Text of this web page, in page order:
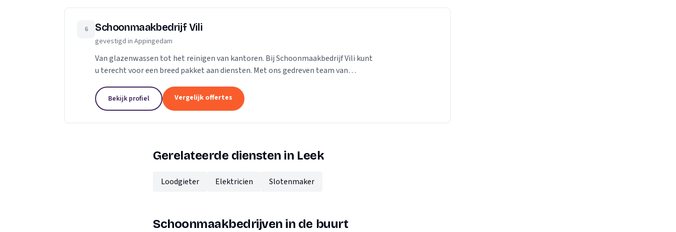
6 Schoonmaakbedrijf Vili
gevestigd in Appingedam
Van glazenwassen tot het reinigen van kantoren. Bij Schoonmaakbedrijf Vili kunt
u terecht voor een breed pakket aan diensten. Met ons gedreven team van
Bekijk profiel Vergelijk offertes
Gerelateerde diensten in Leek
Loodgieter Elektricien Slotenmaker
Schoonmaakbedrijven in de buurt